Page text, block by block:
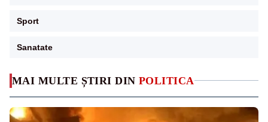
MAI MULTE ȘTIRI DIN POLITICA
Sport
Sanatate